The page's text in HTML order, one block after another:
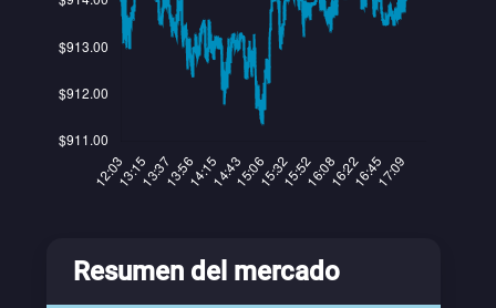
Resumen del mercado